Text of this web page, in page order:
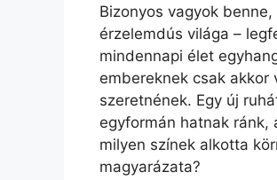
Bizonyos vagyok
érzelemdús világa –
mindennapi élet
embereknek csak akkor
szeretnének. Egy új
egyformán hatnak ránk,
milyen színek alkotta
magyarázata?